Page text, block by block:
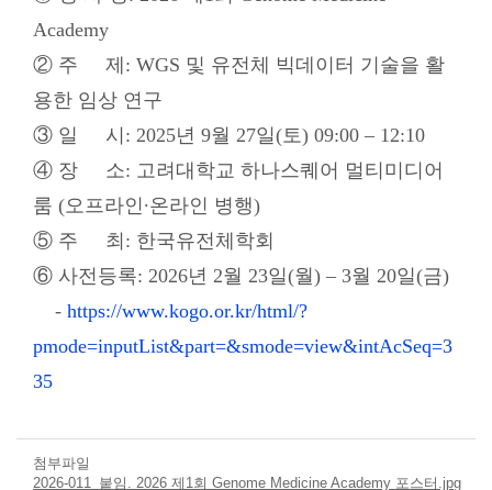
Academy
② 주 제: WGS 및 유전체 빅데이터 기술을 활
용한 임상 연구
③ 일 시: 2025년 9월 27일(토) 09:00 – 12:10
④ 장 소: 고려대학교 하나스퀘어 멀티미디어
룸 (오프라인∙온라인 병행)
⑤ 주 최: 한국유전체학회
⑥ 사전등록: 2026년 2월 23일(월) – 3월 20일(금)
- https://www.kogo.or.kr/html/?
pmode=inputList&part=&smode=view&intAcSeq=3
35
첨부파일
2026-011_붙임. 2026 제1회 Genome Medicine Academy 포스터.jpg